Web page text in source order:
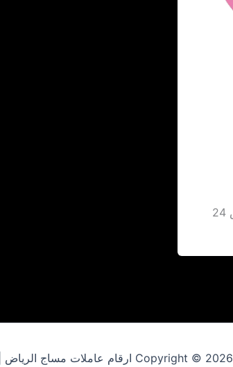
MASSAGE – RIYADH رقم مساج الرياض 24
Copyright © 2026 ارقام عاملات مساج الرياض | Powered by